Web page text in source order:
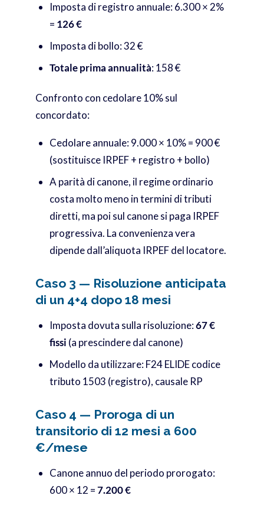
Imposta di registro annuale: 6.300 × 2%
= 126 €
Imposta di bollo: 32 €
Totale prima annualità: 158 €
Confronto con cedolare 10% sul
concordato:
Cedolare annuale: 9.000 × 10% = 900 €
(sostituisce IRPEF + registro + bollo)
A parità di canone, il regime ordinario
costa molto meno in termini di tributi
diretti, ma poi sul canone si paga IRPEF
progressiva. La convenienza vera
dipende dall’aliquota IRPEF del locatore.
Caso 3 — Risoluzione anticipata
di un 4+4 dopo 18 mesi
Imposta dovuta sulla risoluzione:67 €
fissi (a prescindere dal canone)
Modello da utilizzare: F24 ELIDE codice
tributo 1503 (registro), causale RP
Caso 4 — Proroga di un
transitorio di 12 mesi a 600
€/mese
Canone annuo del periodo prorogato:
600 × 12 =7.200 €